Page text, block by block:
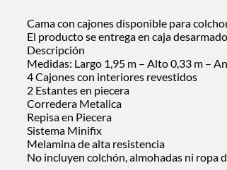
Cama con cajones disponible para
El producto se entrega en caja
Descripción
Medidas: Largo 1,95 m – Alto 0,33 m –
4 Cajones con interiores revestidos
2 Estantes en piecera
Corredera Metalica
Repisa en Piecera
Sistema Minifix
Melamina de alta resistencia
No incluyen colchón, almohadas ni ropa